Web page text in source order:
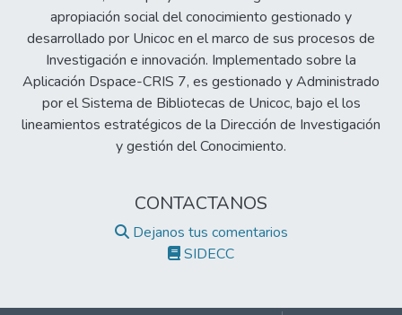
apropiación social del conocimiento gestionado y
desarrollado por Unicoc en el marco de sus procesos de
Investigación e innovación. Implementado sobre la
Aplicación Dspace-CRIS 7, es gestionado y Administrado
por el Sistema de Bibliotecas de Unicoc, bajo el los
lineamientos estratégicos de la Dirección de Investigación
y gestión del Conocimiento.
CONTACTANOS
Dejanos tus comentarios
SIDECC